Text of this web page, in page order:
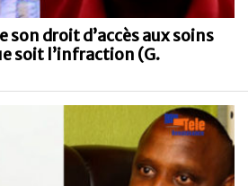
son droit d’accès aux soins
soit l’infraction (G.